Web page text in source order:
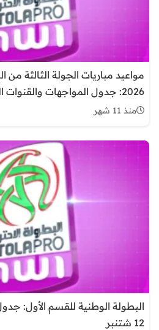
2026: جدول المواجهات والقنوات الناقلة
منذ 11 شهر
البطولة الوطنية للقسم الأول:
12 شتنبر